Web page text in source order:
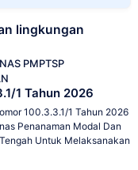
lingkungan
PMPTSP
1 Tahun 2026
100.3.3.1/1 Tahun 2026
Penanaman Modal Dan
Untuk Melaksanakan